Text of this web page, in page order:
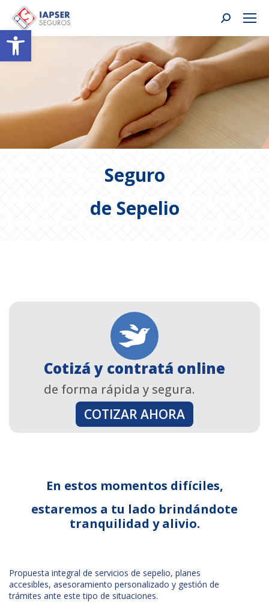
Abrir barra de herramientas
Buscar:
Seguro
de Sepelio
Cotizá y contratá online
de forma rápida y segura.
COTIZAR AHORA
En estos momentos difíciles,
estaremos a tu lado brindándote
tranquilidad y alivio.
Propuesta integral de servicios de sepelio, planes
accesibles, asesoramiento personalizado y gestión de
trámites ante este tipo de situaciones.